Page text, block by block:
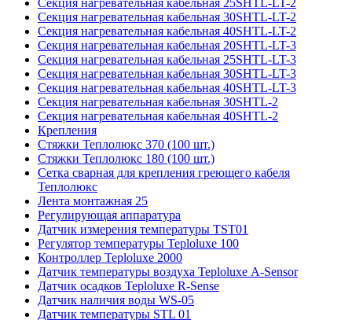
Секция нагревательная кабельная 30SHTL-LT-2
Секция нагревательная кабельная 40SHTL-LT-2
Секция нагревательная кабельная 20SHTL-LT-3
Секция нагревательная кабельная 25SHTL-LT-3
Секция нагревательная кабельная 30SHTL-LT-3
Секция нагревательная кабельная 40SHTL-LT-3
Секция нагревательная кабельная 30SHTL-2
Секция нагревательная кабельная 40SHTL-2
Крепления
Стяжки Теплолюкс 370 (100 шт.)
Стяжки Теплолюкс 180 (100 шт.)
Сетка сварная для крепления греющего кабеля
Теплолюкс
Лента монтажная 25
Регулирующая аппаратура
Датчик измерения температуры TST01
Регулятор температуры Teploluxe 100
Контроллер Teploluxe 2000
Датчик температуры воздуха Teploluxe А-Sensor
Датчик осадков Teploluxe R-Sense
Датчик наличия воды WS-05
Датчик температуры STL 01